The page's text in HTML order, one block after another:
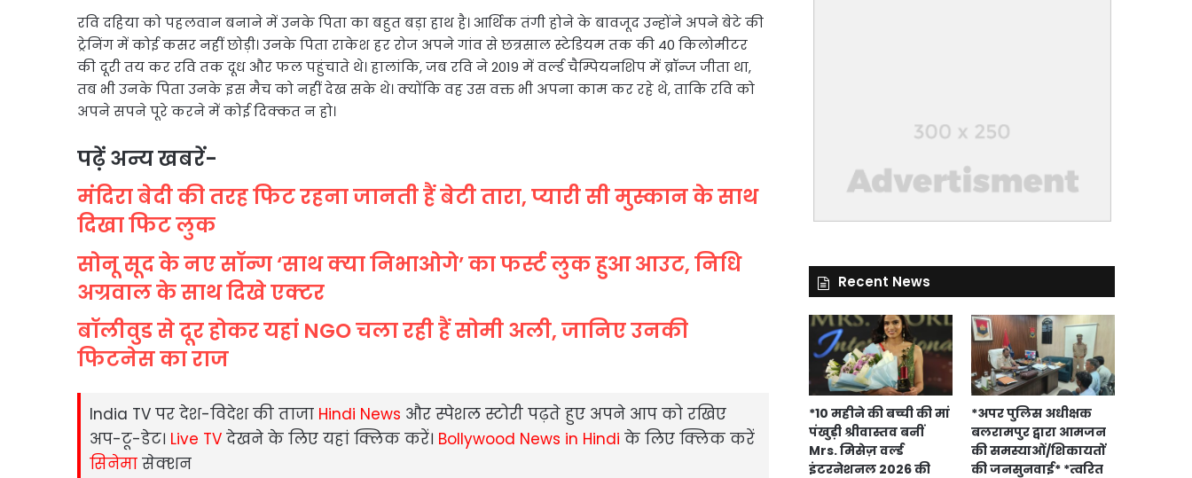
रवि दहिया को पहलवान बनाने में उनके पिता का बहुत बड़ा हाथ है। आर्थिक तंगी होने के बावजूद उन्होंने अपने बेटे की
ट्रेनिंग में कोई कसर नहीं छोड़ी। उनके पिता राकेश हर रोज अपने गांव से छत्रसाल स्टेडियम तक की 40 किलोमीटर
की दूरी तय कर रवि तक दूध और फल पहुंचाते थे। हालांकि, जब रवि ने 2019 में वर्ल्ड चैम्पियनशिप में ब्रॉन्ज जीता था,
तब भी उनके पिता उनके इस मैच को नहीं देख सके थे। क्योंकि वह उस वक्त भी अपना काम कर रहे थे, ताकि रवि को
अपने सपने पूरे करने में कोई दिक्कत न हो।
पढ़ें अन्य खबरें-
मंदिरा बेदी की तरह फिट रहना जानती हैं बेटी तारा, प्यारी सी मुस्कान के साथ
दिखा फिट लुक
सोनू सूद के नए सॉन्ग ‘साथ क्या निभाओगे’ का फर्स्ट लुक हुआ आउट, निधि
अग्रवाल के साथ दिखे एक्टर
बॉलीवुड से दूर होकर यहां NGO चला रही हैं सोमी अली, जानिए उनकी
फिटनेस का राज
India TV पर देश-विदेश की ताजा Hindi News और स्‍पेशल स्‍टोरी पढ़ते हुए अपने आप को रखिए
अप-टू-डेट। Live TV देखने के लिए यहां क्लिक करें। Bollywood News in Hindi के लिए क्लिक करें
सिनेमा सेक्‍शन
Recent News
*10 महीने की बच्ची की मां
पंखुड़ी श्रीवास्तव बनीं
Mrs. मिसेज़ वर्ल्ड
इंटरनेशनल 2026 की
*अपर पुलिस अधीक्षक
बलरामपुर द्वारा आमजन
की समस्याओं/शिकायतों
की जनसुनवाई* *त्वरित